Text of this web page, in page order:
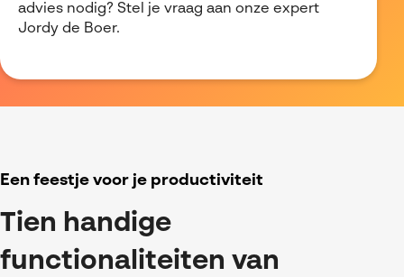
advies nodig? Stel je vraag aan onze expert
Jordy de Boer.
Een feestje voor je productiviteit
Tien handige
functionaliteiten van